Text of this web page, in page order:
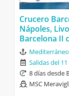
Crucero
Nápoles,
Barcelona II
Mediterráneo
Salidas del
8 días desde
MSC